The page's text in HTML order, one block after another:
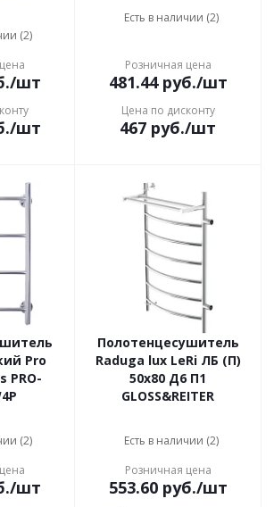
(2)
/шт
/шт
Есть в наличии (2)
Розничная цена
481.44руб./шт
Цена по дисконту
467 руб./шт
Pro
PRO-
(2)
/шт
Полотенцесушитель
Raduga lux LeRi ЛБ (П)
50x80 Д6 П1
GLOSS&REITER
Есть в наличии (2)
Розничная цена
553.60руб./шт